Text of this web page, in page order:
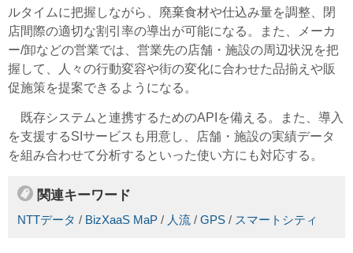
ルタイムに把握しながら、廃棄食材や仕込み量を調整、閉
店間際の適切な割引率の導出が可能になる。また、メーカ
ー/卸などの営業では、営業先の店舗・施設の周辺状況を把
握して、人々の行動変容や街の変化に合わせた品揃えや販
促施策を提案できるようになる。
既存システムと連携するためのAPIを備える。また、導入
を支援するSIサービスも用意し、店舗・施設の実績データ
を組み合わせて分析するといった使い方にも対応する。
関連キーワード
NTTデータ / BizXaaS MaP / 人流 / GPS / スマートシティ